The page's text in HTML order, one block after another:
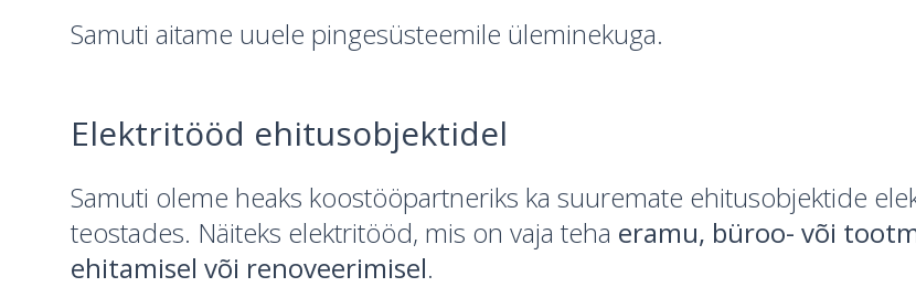
Samuti aitame uuele pingesüsteemile üleminekuga.
Elektritööd ehitusobjektidel
Samuti oleme heaks koostööpartneriks ka suuremate ehitusobjektide
teostades. Näiteks elektritööd, mis on vaja teha eramu, büroo- või
ehitamisel või renoveerimisel.